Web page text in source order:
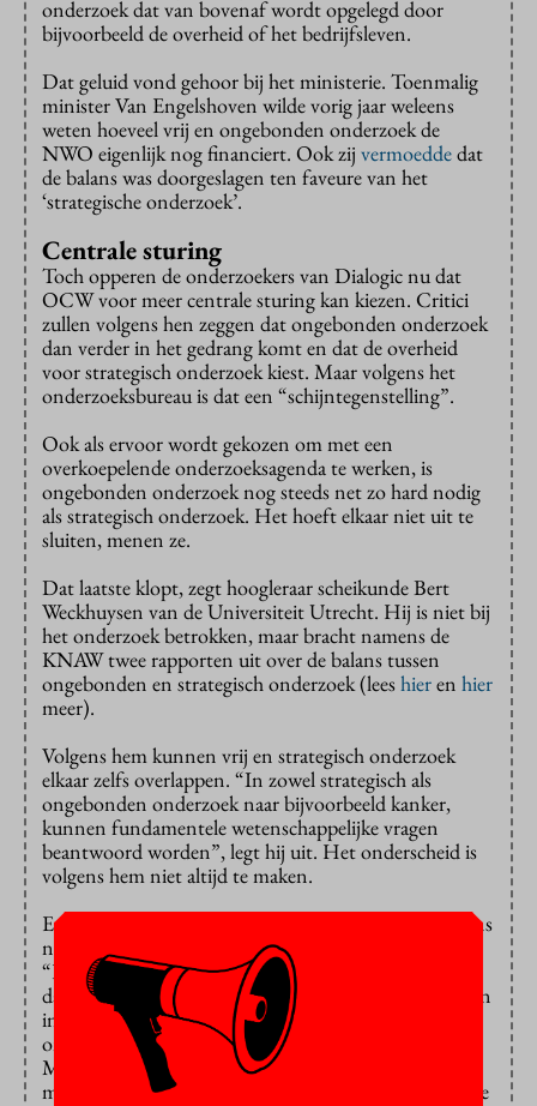
onderzoek dat van bovenaf wordt opgelegd door
bijvoorbeeld de overheid of het bedrijfsleven.
Dat geluid vond gehoor bij het ministerie. Toenmalig
minister Van Engelshoven wilde vorig jaar weleens
weten hoeveel vrij en ongebonden onderzoek de
NWO eigenlijk nog financiert. Ook zij vermoeddedat
de balans was doorgeslagen ten faveure van het
‘strategische onderzoek’.
Centrale sturing
Toch opperen de onderzoekers van Dialogic nu dat
OCW voor meer centrale sturing kan kiezen. Critici
zullen volgens hen zeggen dat ongebonden onderzoek
dan verder in het gedrang komt en dat de overheid
voor strategisch onderzoek kiest. Maar volgens het
onderzoeksbureau is dat een “schijntegenstelling”.
Ook als ervoor wordt gekozen om met een
overkoepelende onderzoeksagenda te werken, is
ongebonden onderzoek nog steeds net zo hard nodig
als strategisch onderzoek. Het hoeft elkaar niet uit te
sluiten, menen ze.
Dat laatste klopt, zegt hoogleraar scheikunde Bert
Weckhuysen van de Universiteit Utrecht. Hij is niet bij
het onderzoek betrokken, maar bracht namens de
KNAW twee rapporten uit over de balans tussen
ongebonden en strategisch onderzoek (leeshieren hier
meer).
Volgens hem kunnen vrij en strategisch onderzoek
elkaar zelfs overlappen. “In zowel strategisch als
ongebonden onderzoek naar bijvoorbeeld kanker,
kunnen fundamentele wetenschappelijke vragen
beantwoord worden”, legt hij uit. Het onderscheid is
volgens hem niet altijd te maken.
Er is – zoals hij eerder
– wel een goede balans
nodig tussen ongebonden en strategisch onderzoek.
“Het beeld bij vrij of ongebonden onderzoek is soms
dat wetenschappers tijd krijgen om een beetje te spelen
in hun zandbak. Dat is helemaal niet correct. Vrij
onderzoek levert misschien niet altijd direct wat op.
Maar als het lukt, dan is het een game changer en dat
moeten we als samenleving koesteren. De toekomstige